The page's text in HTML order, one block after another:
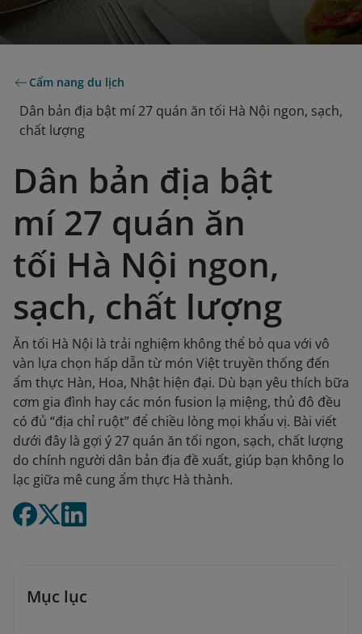
Cẩm nang du lịch
Dân bản địa bật mí 27 quán ăn tối Hà Nội ngon, sạch,
chất lượng
Dân bản địa bật
mí 27 quán ăn
tối Hà Nội ngon,
sạch, chất lượng
Ăn tối Hà Nội là trải nghiệm không thể bỏ qua với vô
vàn lựa chọn hấp dẫn từ món Việt truyền thống đến
ẩm thực Hàn, Hoa, Nhật hiện đại. Dù bạn yêu thích bữa
cơm gia đình hay các món fusion lạ miệng, thủ đô đều
có đủ “địa chỉ ruột” để chiều lòng mọi khẩu vị. Bài viết
dưới đây là gợi ý 27 quán ăn tối ngon, sạch, chất lượng
do chính người dân bản địa đề xuất, giúp bạn không lo
lạc giữa mê cung ẩm thực Hà thành.
Mục lục